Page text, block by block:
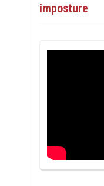
imposture